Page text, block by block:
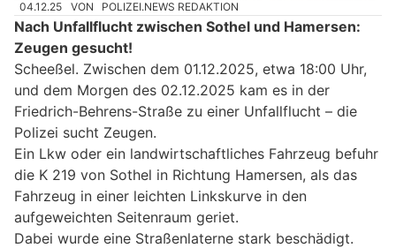
04.12.25 VON POLIZEI.NEWS REDAKTION
Nach Unfallflucht zwischen Sothel und Hamersen:
Zeugen gesucht!
Scheeßel. Zwischen dem 01.12.2025, etwa 18:00 Uhr,
und dem Morgen des 02.12.2025 kam es in der
Friedrich-Behrens-Straße zu einer Unfallflucht – die
Polizei sucht Zeugen.
Ein Lkw oder ein landwirtschaftliches Fahrzeug befuhr
die K 219 von Sothel in Richtung Hamersen, als das
Fahrzeug in einer leichten Linkskurve in den
aufgeweichten Seitenraum geriet.
Dabei wurde eine Straßenlaterne stark beschädigt.